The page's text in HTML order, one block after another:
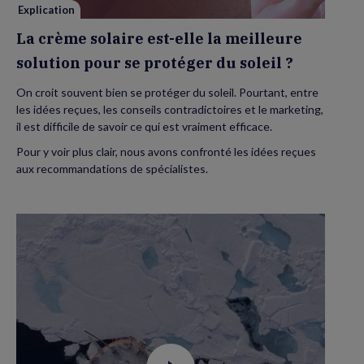
protéger
soleil
Explication
La crème solaire est-elle la meilleure
solution pour se protéger du soleil ?
On croit souvent bien se protéger du soleil. Pourtant, entre
les idées reçues, les conseils contradictoires et le marketing,
il est difficile de savoir ce qui est vraiment efficace.
Pour y voir plus clair, nous avons confronté les idées reçues
aux recommandations de spécialistes.